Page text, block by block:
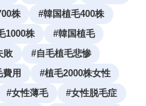
株 #韓国植毛400株
1000株 #韓国植毛
敗 #自毛植毛悲惨
費用 #植毛2000株女性
#女性薄毛 #女性脱毛症